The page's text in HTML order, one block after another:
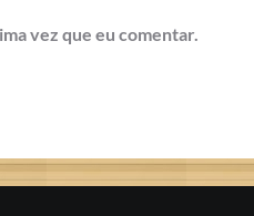
vez que eu comentar.